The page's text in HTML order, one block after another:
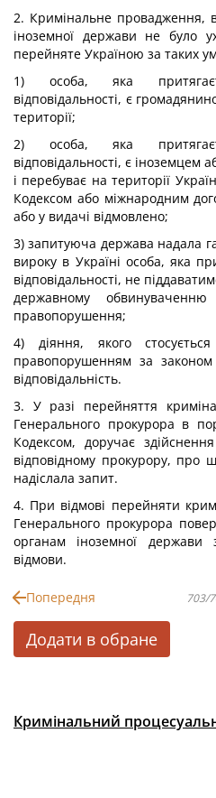
2. Кримінальне провадження,
іноземної держави не було
перейняте Україною за таких
1) особа, яка
відповідальності, є
території;
2) особа, яка
відповідальності, є іноземцем
і перебуває на території
Кодексом або міжнародним
або у видачі відмовлено;
3) запитуюча держава надала
вироку в Україні особа, яка
відповідальності, не
державному
правопорушення;
4) діяння, якого
правопорушенням за
відповідальність.
3. У разі перейняття
Генерального прокурора в
Кодексом, доручає
відповідному прокурору, про
надіслала запит.
4. При відмові перейняти
Генерального прокурора
органам іноземної держави
відмови.
Попередня 703/
Додати в обране
Кримінальний